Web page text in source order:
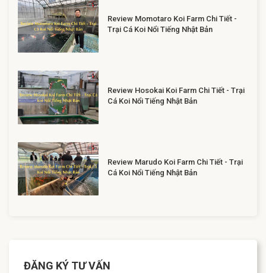
Review Momotaro Koi Farm Chi Tiết -
Trại Cá Koi Nổi Tiếng Nhật Bản
Review Hosokai Koi Farm Chi Tiết - Trại
Cá Koi Nổi Tiếng Nhật Bản
Review Marudo Koi Farm Chi Tiết - Trại
Cá Koi Nổi Tiếng Nhật Bản
ĐĂNG KÝ TƯ VẤN